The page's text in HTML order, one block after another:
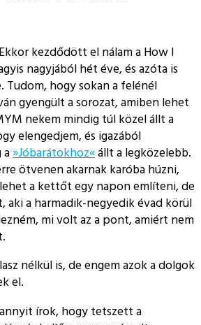
kezdődött el nálam a How I
nagyjából hét éve, és azóta is
hogy sokan a felénél
gyengült a sorozat, amiben lehet
nekem mindig túl közel állt a
elengedjem, és igazából
a»Jóbarátokhoz«állt a legközelebb.
ötvenen akarnak karóba húzni,
a kettőt egy napon említeni, de
aki a harmadik-negyedik évad körül
mi volt az a pont, amiért nem
nélkül is, de engem azok a dolgok
el.
írok, hogy tetszett a